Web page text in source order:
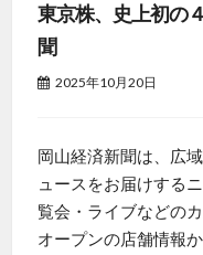
東京株、史上初の
聞
2025年10月20日
岡山経済新聞は、広
ュースをお届けする
覧会・ライブなどの
オープンの店舗情報